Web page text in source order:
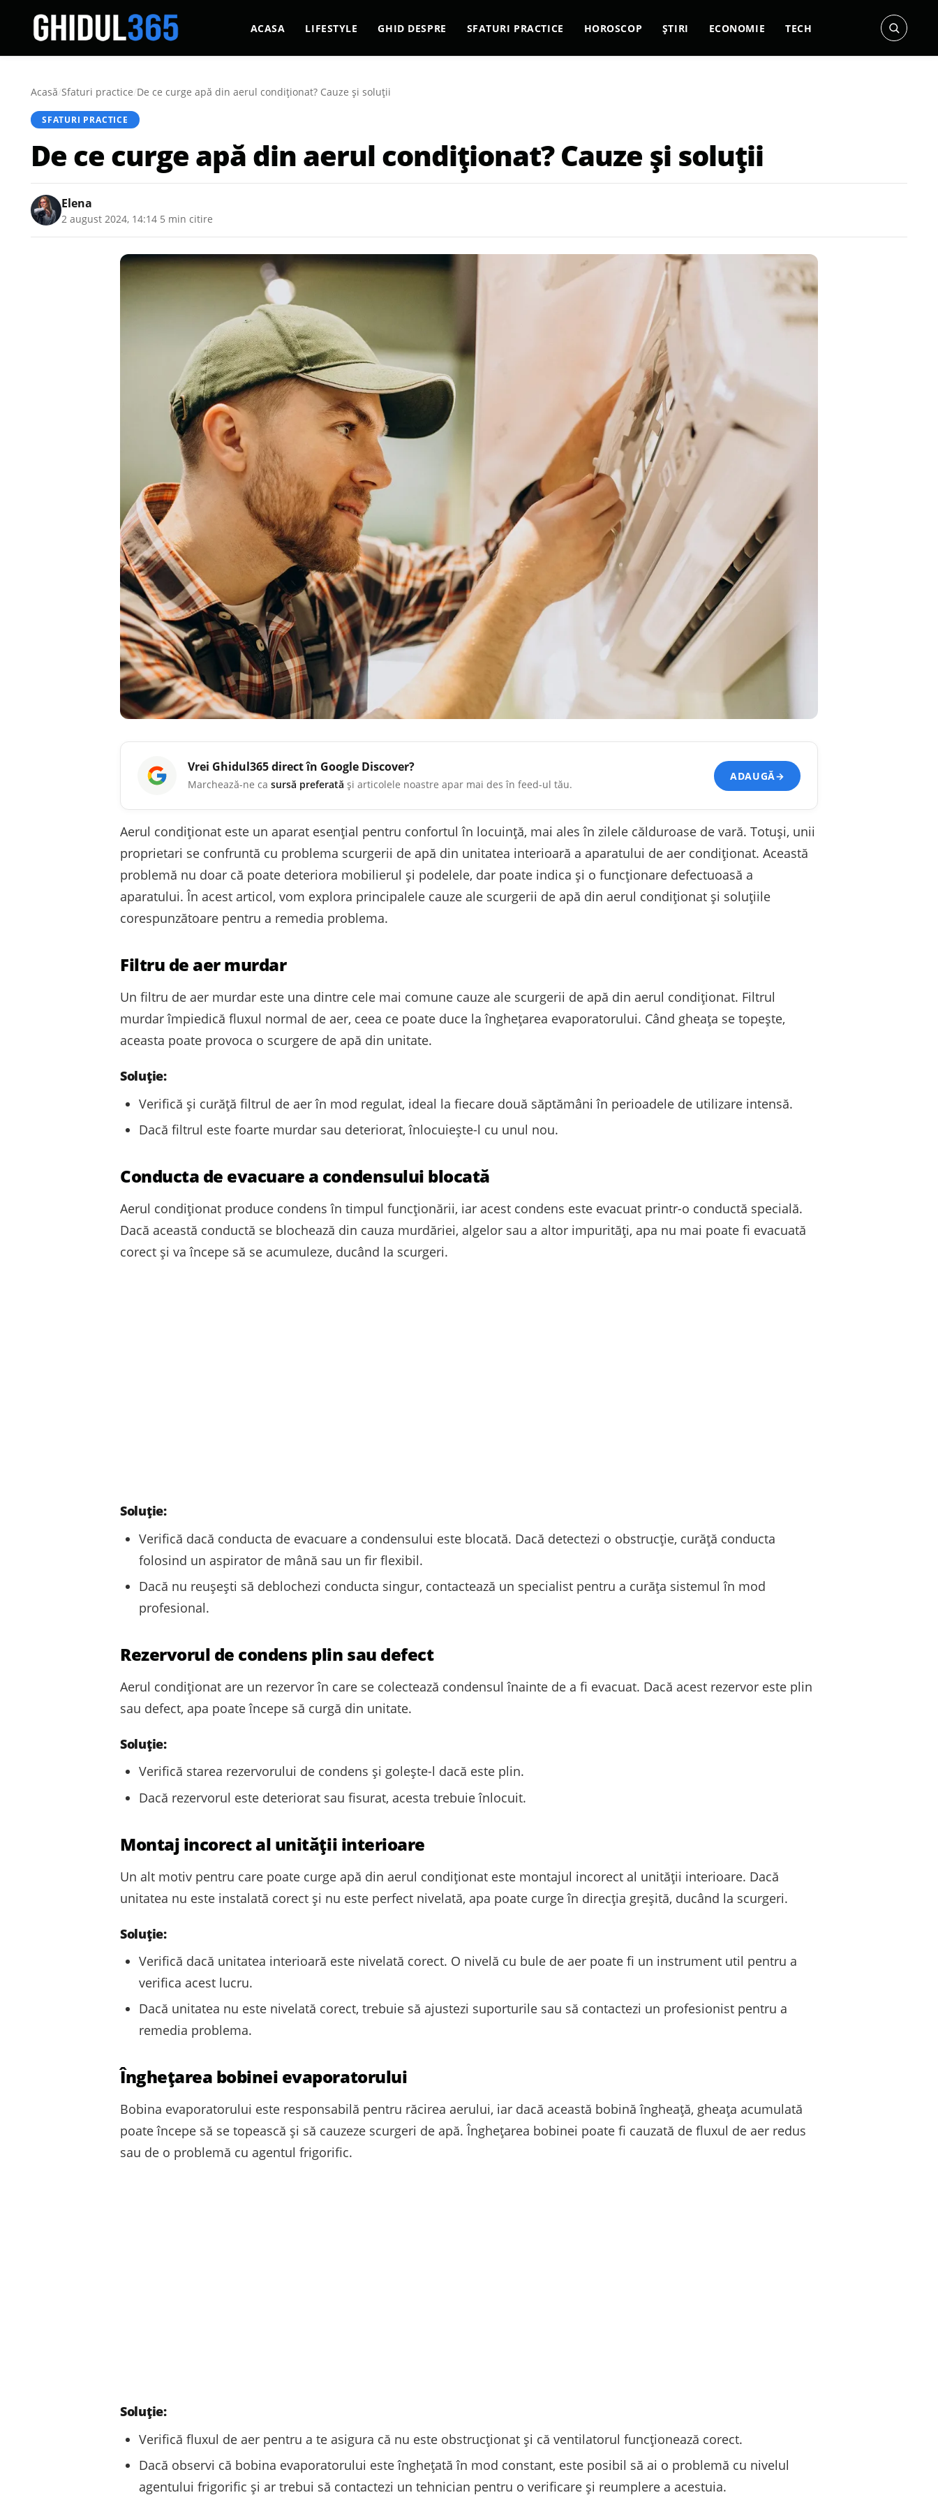
ACASA LIFESTYLE GHID DESPRE SFATURI PRACTICE HOROSCOP ȘTIRI ECONOMIE TECH
Acasă/Sfaturi practice/De ce curge apă din aerul condiționat? Cauze și soluții
SFATURI PRACTICE
De ce curge apă din aerul condiționat? Cauze și soluții
Elena
2 august 2024, 14:14 5 min citire
Vrei Ghidul365direct în Google Discover?
Marchează-ne ca sursă preferată și articolele noastre apar mai des în feed-ul tău.
ADAUGĂ→
Aerul condiționat este un aparat esențial pentru confortul în locuință, mai ales în zilele călduroase de vară. Totuși, unii
proprietari se confruntă cu problema scurgerii de apă din unitatea interioară a aparatului de aer condiționat. Această
problemă nu doar că poate deteriora mobilierul și podelele, dar poate indica și o funcționare defectuoasă a
aparatului. În acest articol, vom explora principalele cauze ale scurgerii de apă din aerul condiționat și soluțiile
corespunzătoare pentru a remedia problema.
Filtru de aer murdar
Un filtru de aer murdar este una dintre cele mai comune cauze ale scurgerii de apă din aerul condiționat. Filtrul
murdar împiedică fluxul normal de aer, ceea ce poate duce la înghețarea evaporatorului. Când gheața se topește,
aceasta poate provoca o scurgere de apă din unitate.
Soluție:
Verifică și curăță filtrul de aer în mod regulat, ideal la fiecare două săptămâni în perioadele de utilizare intensă.
Dacă filtrul este foarte murdar sau deteriorat, înlocuiește-l cu unul nou.
Conducta de evacuare a condensului blocată
Aerul condiționat produce condens în timpul funcționării, iar acest condens este evacuat printr-o conductă specială.
Dacă această conductă se blochează din cauza murdăriei, algelor sau a altor impurități, apa nu mai poate fi evacuată
corect și va începe să se acumuleze, ducând la scurgeri.
Soluție:
Verifică dacă conducta de evacuare a condensului este blocată. Dacă detectezi o obstrucție, curăță conducta
folosind un aspirator de mână sau un fir flexibil.
Dacă nu reușești să deblochezi conducta singur, contactează un specialist pentru a curăța sistemul în mod
profesional.
Rezervorul de condens plin sau defect
Aerul condiționat are un rezervor în care se colectează condensul înainte de a fi evacuat. Dacă acest rezervor este plin
sau defect, apa poate începe să curgă din unitate.
Soluție:
Verifică starea rezervorului de condens și golește-l dacă este plin.
Dacă rezervorul este deteriorat sau fisurat, acesta trebuie înlocuit.
Montaj incorect al unității interioare
Un alt motiv pentru care poate curge apă din aerul condiționat este montajul incorect al unității interioare. Dacă
unitatea nu este instalată corect și nu este perfect nivelată, apa poate curge în direcția greșită, ducând la scurgeri.
Soluție:
Verifică dacă unitatea interioară este nivelată corect. O nivelă cu bule de aer poate fi un instrument util pentru a
verifica acest lucru.
Dacă unitatea nu este nivelată corect, trebuie să ajustezi suporturile sau să contactezi un profesionist pentru a
remedia problema.
Înghețarea bobinei evaporatorului
Bobina evaporatorului este responsabilă pentru răcirea aerului, iar dacă această bobină îngheață, gheața acumulată
poate începe să se topească și să cauzeze scurgeri de apă. Înghețarea bobinei poate fi cauzată de fluxul de aer redus
sau de o problemă cu agentul frigorific.
Soluție:
Verifică fluxul de aer pentru a te asigura că nu este obstrucționat și că ventilatorul funcționează corect.
Dacă observi că bobina evaporatorului este înghețată în mod constant, este posibil să ai o problemă cu nivelul
agentului frigorific și ar trebui să contactezi un tehnician pentru o verificare și reumplere a acestuia.